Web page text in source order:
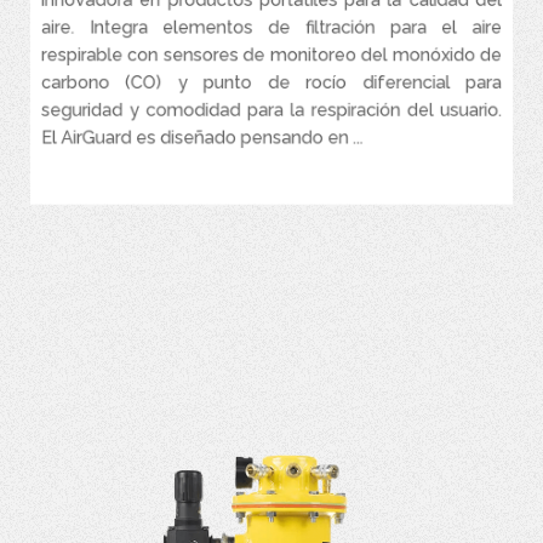
aire. Integra elementos de filtración para el aire
respirable con sensores de monitoreo del monóxido de
carbono (CO) y punto de rocío diferencial para
seguridad y comodidad para la respiración del usuario.
El AirGuard es diseñado pensando en ...
Sensores de CO y punto de rocío diferencial
Puerto de calibración de conexión rápida externa
Caja Portátil: con pilas, recargable. Estuche robusto Pelican®